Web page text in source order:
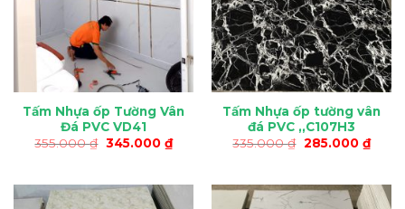
Tấm Nhựa ốp Tường Vân
Đá PVC VD41
355.000₫ Giá
345.000 ₫Giá
hiện
345.000 ₫.
Tấm Nhựa ốp tường vân
đá PVC ,,C107H3
335.000₫ Giá
285.000 ₫Giá
hiện